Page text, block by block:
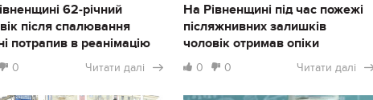
62-річний
після спалювання
потрапив в реанімацію
0 Читати далі
На Рівненщині під час пожежі
післяжнивних залишків
чоловік отримав опіки
0 0 Читати далі